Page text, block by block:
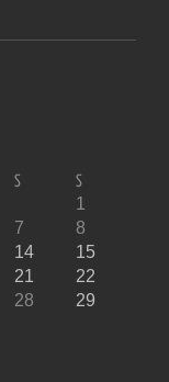
S S
1
7
8
14
15
21
22
28
29